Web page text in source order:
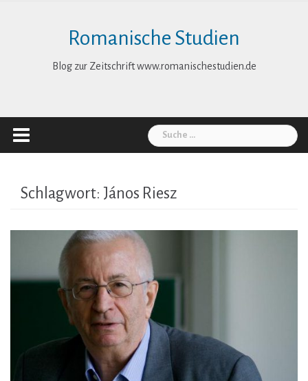
Romanische Studien
Blog zur Zeitschrift www.romanischestudien.de
Suche
nach:
Schlagwort: János Riesz